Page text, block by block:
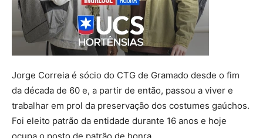
Jorge Correia é sócio do CTG de Gramado desde o fim
da década de 60 e, a partir de então, passou a viver e
trabalhar em prol da preservação dos costumes gaúchos.
Foi eleito patrão da entidade durante 16 anos e hoje